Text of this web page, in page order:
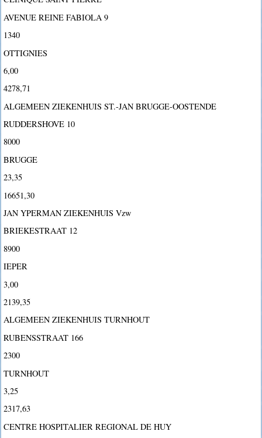
AVENUE REINE FABIOLA 9
1340
OTTIGNIES
6,00
4278,71
ALGEMEEN ZIEKENHUIS ST.-JAN BRUGGE-OOSTENDE
RUDDERSHOVE 10
8000
BRUGGE
23,35
16651,30
JAN YPERMAN ZIEKENHUIS Vzw
BRIEKESTRAAT 12
8900
IEPER
3,00
2139,35
ALGEMEEN ZIEKENHUIS TURNHOUT
RUBENSSTRAAT 166
2300
TURNHOUT
3,25
2317,63
CENTRE HOSPITALIER REGIONAL DE HUY